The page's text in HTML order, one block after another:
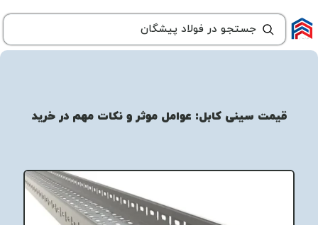
قیمت سینی کابل: عوامل موثر و نکات مهم در خرید